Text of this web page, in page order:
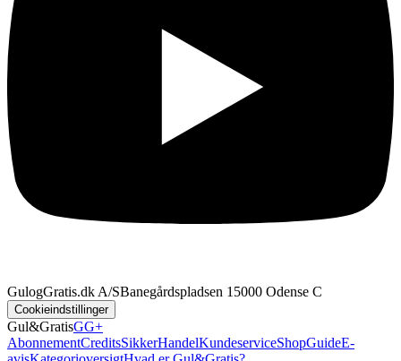
GulogGratis.dk A/SBanegårdspladsen 15000 Odense C
Cookieindstillinger
Gul&GratisGG+
AbonnementCreditsSikkerHandelKundeserviceShopGuideE-